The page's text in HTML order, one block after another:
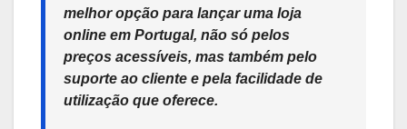
melhor opção para lançar uma loja
online em Portugal, não só pelos
preços acessíveis, mas também pelo
suporte ao cliente e pela facilidade de
utilização que oferece.